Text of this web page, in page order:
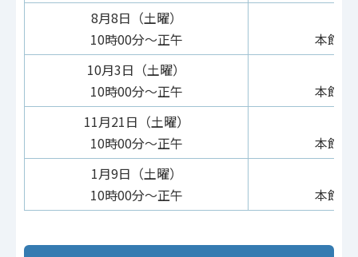
8月8日（土曜）
10時00分～正午
本館
10月3日（土曜）
10時00分～正午
本館
11月21日（土曜）
10時00分～正午
本館
1月9日（土曜）
10時00分～正午
本館